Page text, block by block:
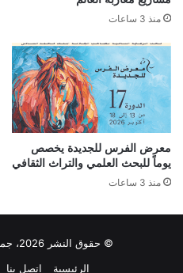
منذ 3 ساعات
معرض الفرس للجديدة يخصص
يوماً للبحث العلمي والتراث الثقافي
منذ 3 ساعات
© حقوق النشر 2026، جميع الحقوق محفوظة |
الرئيسية
اتصل بنا